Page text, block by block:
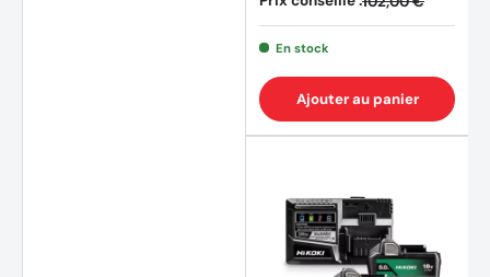
En stock
Ajouter au panier